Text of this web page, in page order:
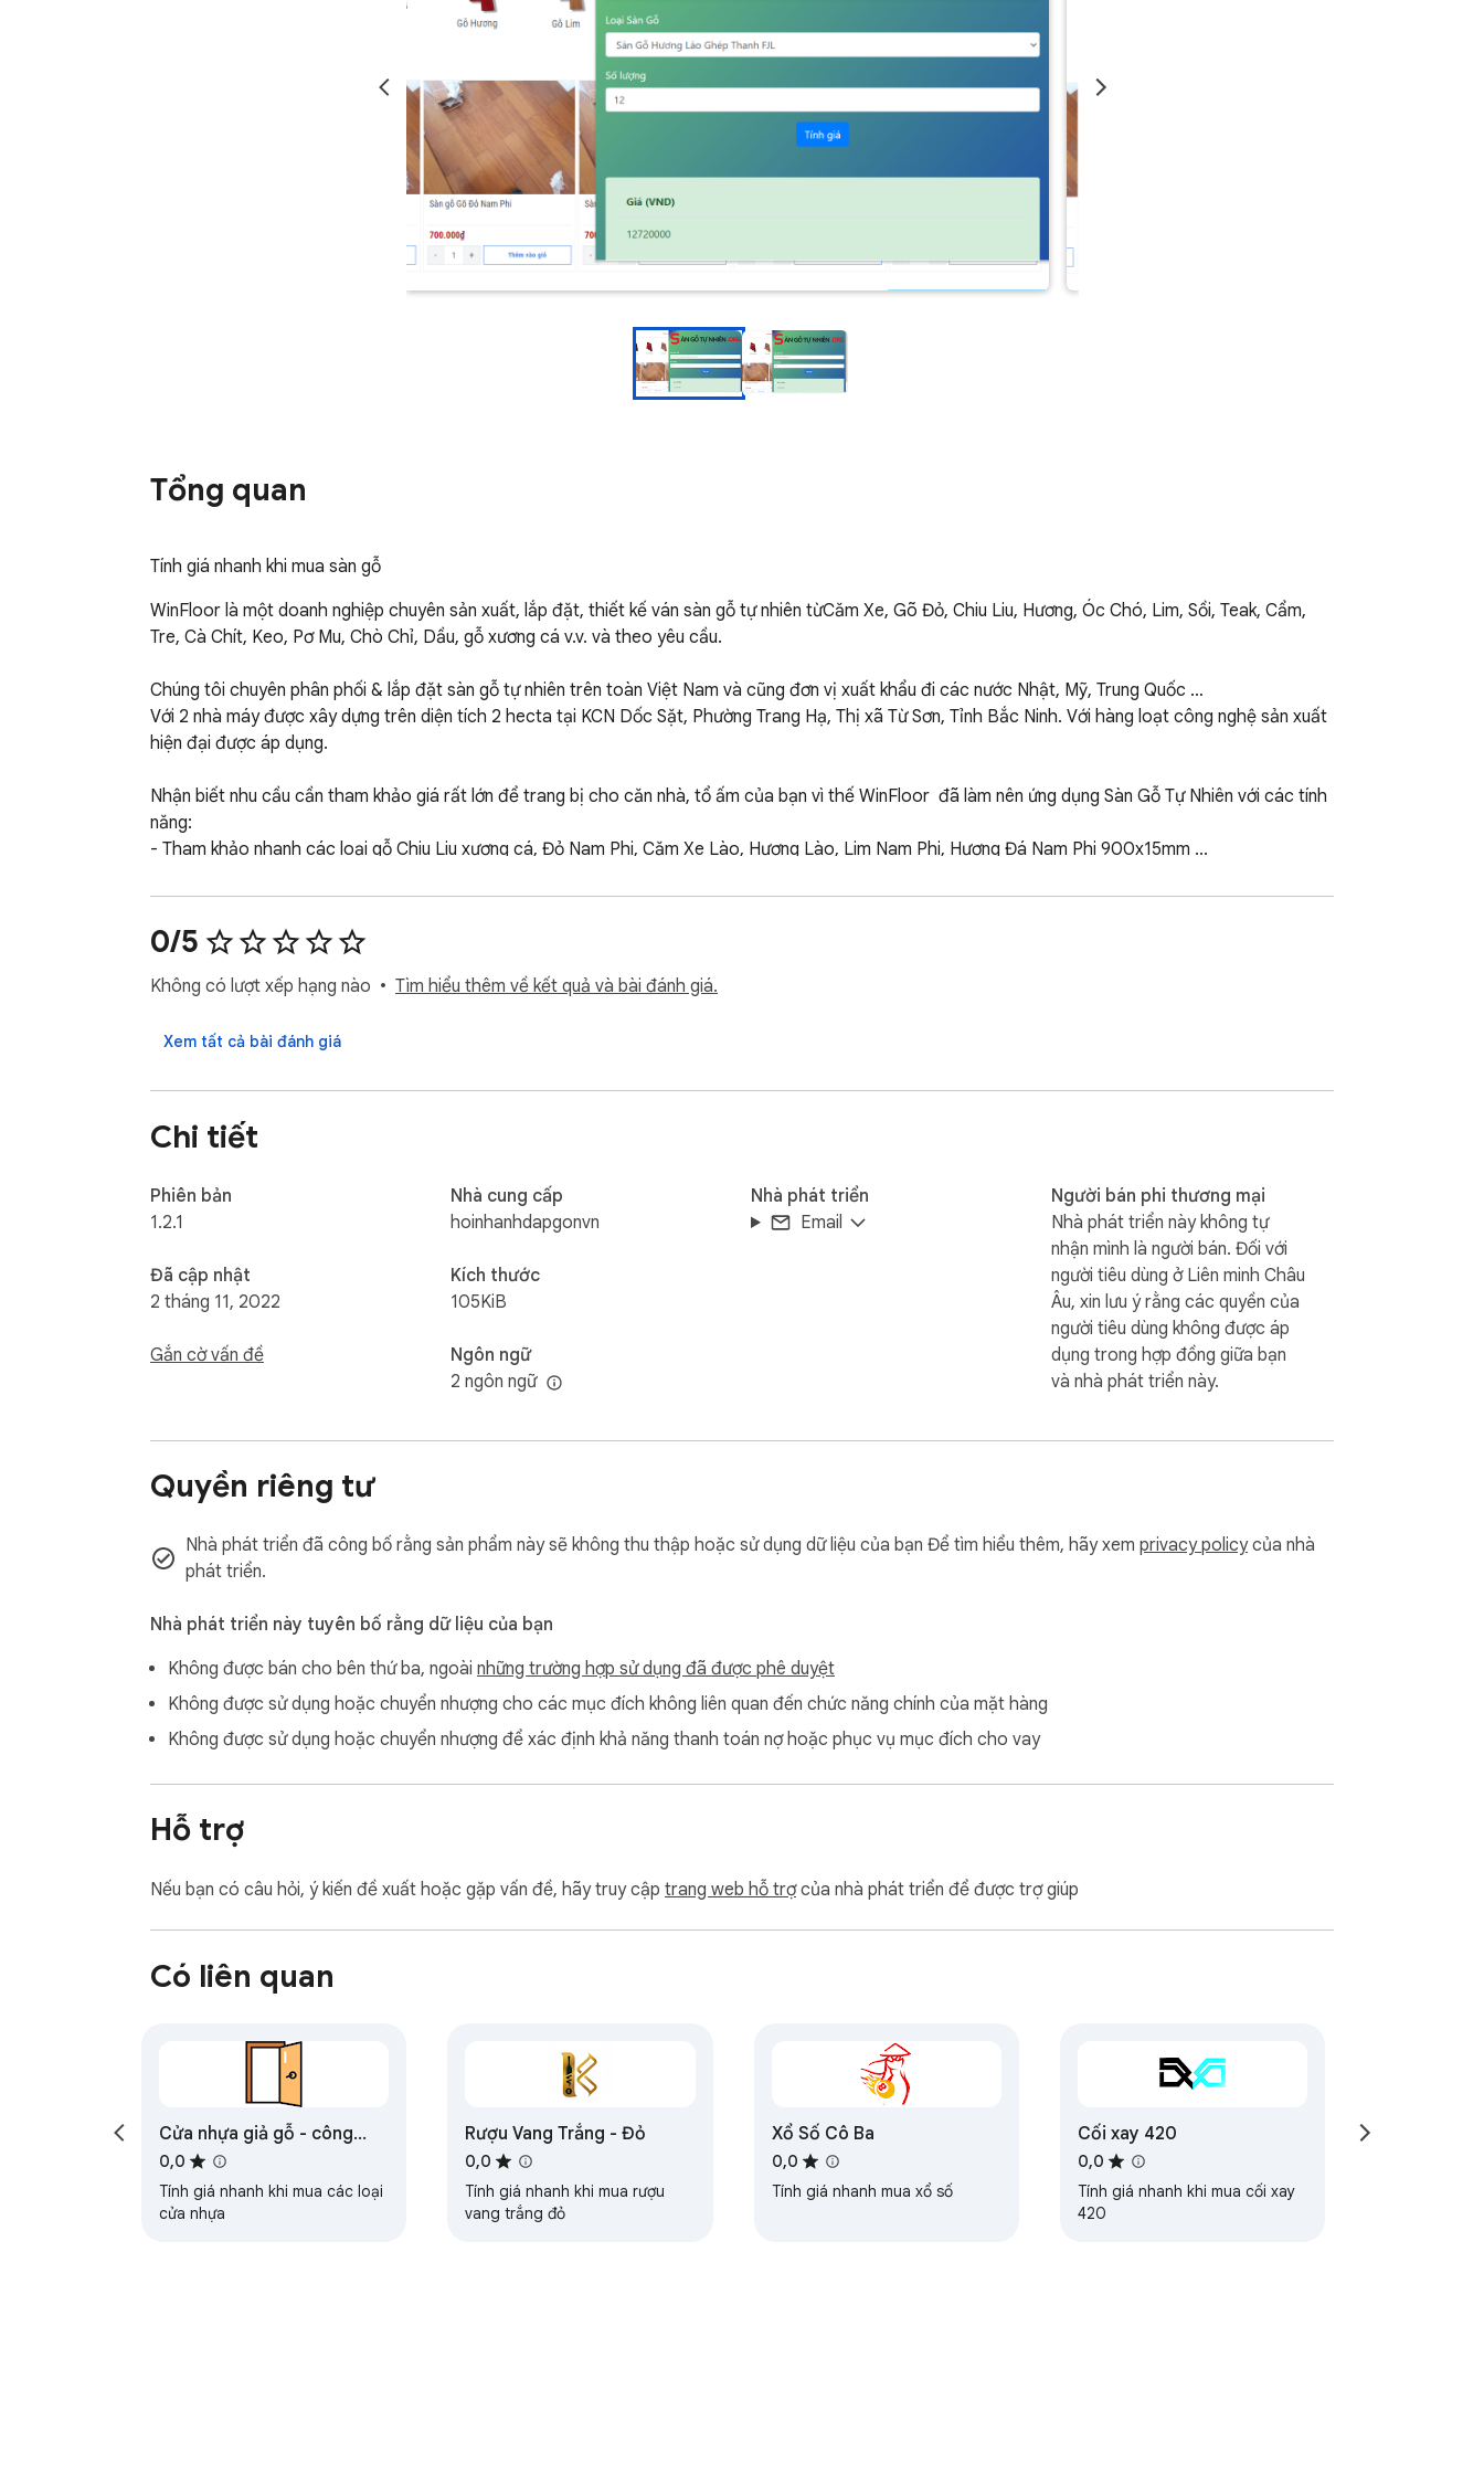
Tổng quan
Tính giá nhanh khi mua sàn gỗ
WinFloor là một doanh nghiệp chuyên sản xuất, lắp đặt, thiết kế ván sàn gỗ tự nhiên từCăm Xe, Gõ Đỏ, Chiu Liu, Hương, Óc Chó, Lim, Sồi, Teak, Cẩm,
Tre, Cà Chít, Keo, Pơ Mu, Chò Chỉ, Dầu, gỗ xương cá v.v. và theo yêu cầu.
Chúng tôi chuyên phân phối & lắp đặt sàn gỗ tự nhiên trên toàn Việt Nam và cũng đơn vị xuất khẩu đi các nước Nhật, Mỹ, Trung Quốc …
Với 2 nhà máy được xây dựng trên diện tích 2 hecta tại KCN Dốc Sặt, Phường Trang Hạ, Thị xã Từ Sơn, Tỉnh Bắc Ninh. Với hàng loạt công nghệ sản xuất
hiện đại được áp dụng.
Nhận biết nhu cầu cần tham khảo giá rất lớn để trang bị cho căn nhà, tổ ấm của bạn vì thế WinFloor  đã làm nên ứng dụng Sàn Gỗ Tự Nhiên với các tính
năng:
- Tham khảo nhanh các loại gỗ Chiu Liu xương cá, Đỏ Nam Phi, Căm Xe Lào, Hương Lào, Lim Nam Phi, Hương Đá Nam Phi 900x15mm ...
Cách sử dụng ứng dụng:
- Bước 1: Cài đặt chrome extension như thông thường.
- Bước 2: Click vào icon ứng dụng
- Bước 4: Nhập số lượng
- Website: https://sangotunhien.org
- Số điện thoại: (+84) 985241234
- Địa chỉ: 194 Hoàng Quốc Việt, Q. Cầu Giấy, Hà Nội
0/5
Không có lượt xếp hạng nào Tìm hiểu thêm về kết quả và bài đánh giá.
Xem tất cả bài đánh giá
Chi tiết
Phiên bản
1.2.1
Đã cập nhật
2 tháng 11, 2022
Gắn cờ vấn đề
Nhà cung cấp
hoinhanhdapgonvn
Kích thước
105KiB
Ngôn ngữ
2 ngôn ngữ
Nhà phát triển
Email
Người bán phi thương mại
Nhà phát triển này không tự
nhận mình là người bán. Đối với
người tiêu dùng ở Liên minh Châu
Âu, xin lưu ý rằng các quyền của
người tiêu dùng không được áp
dụng trong hợp đồng giữa bạn
và nhà phát triển này.
Quyền riêng tư
Nhà phát triển đã công bố rằng sản phẩm này sẽ không thu thập hoặc sử dụng dữ liệu của bạn Để tìm hiểu thêm, hãy xem privacy policycủa nhà
phát triển.
Nhà phát triển này tuyên bố rằng dữ liệu của bạn
Không được bán cho bên thứ ba, ngoài những trường hợp sử dụng đã được phê duyệt
Không được sử dụng hoặc chuyển nhượng cho các mục đích không liên quan đến chức năng chính của mặt hàng
Không được sử dụng hoặc chuyển nhượng để xác định khả năng thanh toán nợ hoặc phục vụ mục đích cho vay
Hỗ trợ
Nếu bạn có câu hỏi, ý kiến đề xuất hoặc gặp vấn đề, hãy truy cập trang web hỗ trợcủa nhà phát triển để được trợ giúp
Có liên quan
Cửa nhựa giả gỗ - công
nghiệp
0,0
Tính giá nhanh khi mua các loại
cửa nhựa
Rượu Vang Trắng - Đỏ
0,0
Tính giá nhanh khi mua rượu
vang trắng đỏ
Xổ Số Cô Ba
0,0
Tính giá nhanh mua xổ số
Cối xay 420
0,0
Tính giá nhanh khi mua cối xay
420